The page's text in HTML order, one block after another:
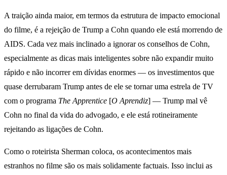
A traição ainda maior, em termos da estrutura de impacto emocional
do filme, é a rejeição de Trump a Cohn quando ele está morrendo de
AIDS. Cada vez mais inclinado a ignorar os conselhos de Cohn,
especialmente as dicas mais inteligentes sobre não expandir muito
rápido e não incorrer em dívidas enormes — os investimentos que
quase derrubaram Trump antes de ele se tornar uma estrela de TV
com o programa The Apprentice [O Aprendiz] — Trump mal vê
Cohn no final da vida do advogado, e ele está rotineiramente
rejeitando as ligações de Cohn.
Como o roteirista Sherman coloca, os acontecimentos mais
estranhos no filme são os mais solidamente factuais. Isso inclui as